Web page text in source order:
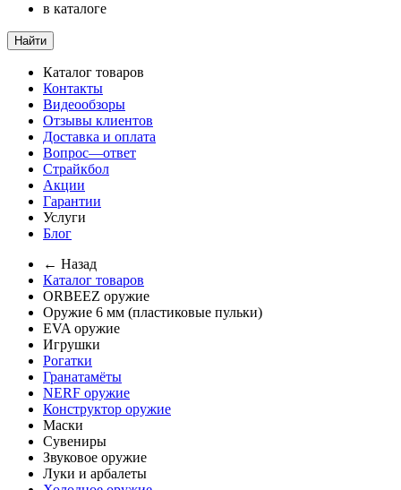
в каталоге
Найти
Каталог товаров
Контакты
Видеообзоры
Отзывы клиентов
Доставка и оплата
Вопрос—ответ
Страйкбол
Акции
Гарантии
Услуги
Блог
← Назад
Каталог товаров
ORBEEZ оружие
Оружие 6 мм (пластиковые пульки)
EVA оружие
Игрушки
Рогатки
Гранатамёты
NERF оружие
Конструктор оружие
Маски
Сувениры
Звуковое оружие
Луки и арбалеты